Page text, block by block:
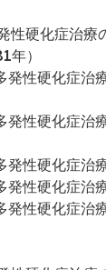
性硬化症治療
年）
発性硬化症治
発性硬化症治
発性硬化症治
発性硬化症治
発性硬化症治